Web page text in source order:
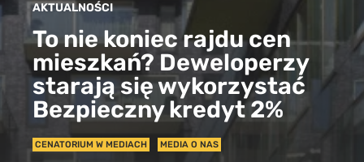
O NAS
AKTUALNOŚCI
KONTAKT
AKTUALNOŚCI
To nie koniec rajdu cen
mieszkań? Deweloperzy
starają się wykorzystać
Bezpieczny kredyt 2%
CENATORIUM W MEDIACH MEDIA O NAS